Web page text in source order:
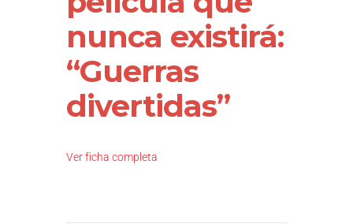
nunca existirá:
“Guerras
divertidas”
Ver ficha completa